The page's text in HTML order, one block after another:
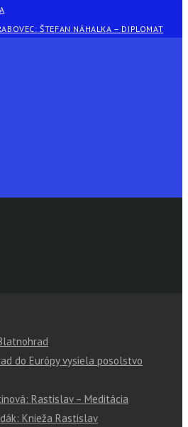
ŠTEFAN NÁHALKA – DIPLOMAT
do Európy vysiela posolstvo
Rastislav – Meditácia
Knieža Rastislav